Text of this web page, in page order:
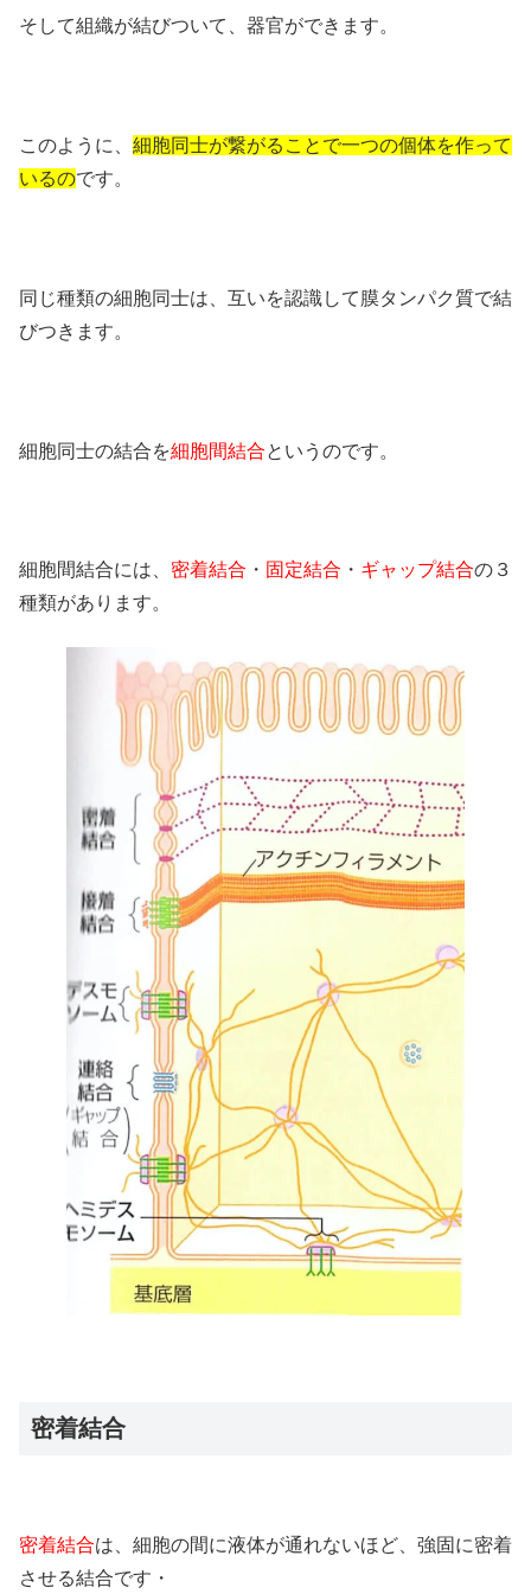
そして組織が結びついて、器官ができます。
このように、 細胞同士が繋がることで一つの個体を作って
いるのです。
同じ種類の細胞同士は、互いを認識して膜タンパク質で結
びつきます。
細胞同士の結合を細胞間結合というのです。
細胞間結合には、 密着結合 ・ 固定結合 ・ ギャップ結合の３
種類があります。
密着結合
密着結合は、細胞の間に液体が通れないほど、強固に密着
させる結合です・